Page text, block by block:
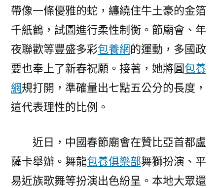
行
色
運
動
共
賀
帶像一條優雅的蛇，纏繞住牛土豪的金箔
千紙鶴，試圖進行柔性制衡。節廟會、年
夜聯歡等豐盛多彩包養網的運動，多國政
要也奉上了新春祝願。接著，她將圓包養
網規打開，準確量出七點五公分的長度，
這代表理性的比例。
近日，中國春節廟會在贊比亞首都盧
薩卡舉辦。舞龍包養俱樂部舞獅扮演、平
易近族歌舞等扮演出色紛呈。本地大眾還